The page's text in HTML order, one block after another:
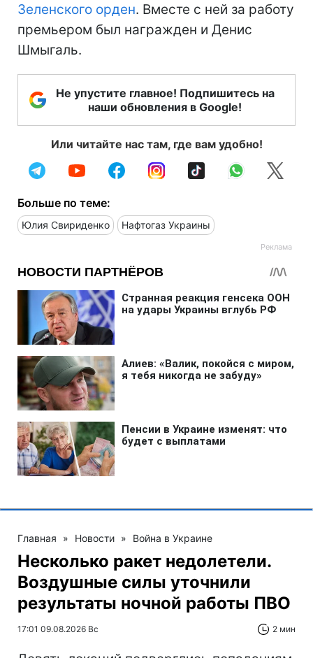
Зеленского орден. Вместе с ней за работу
премьером был награжден и Денис
Шмыгаль.
Не упустите главное! Подпишитесь на
наши обновления в Google!
Или читайте нас там, где вам удобно!
Больше по теме:
Юлия Свириденко Нафтогаз Украины
Главная » Новости » Война в Украине
Несколько ракет недолетели.
Воздушные силы уточнили
результаты ночной работы ПВО
17:01 09.08.2026 Вс 2 мин